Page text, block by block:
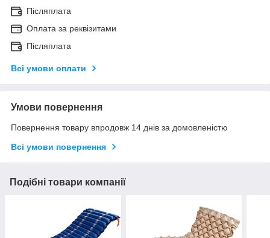
Післяплата
Оплата за реквізитами
Післяплата
Всі умови оплати
Умови повернення
Повернення товару впродовж 14 днів за домовленістю
Всі умови повернення
Подібні товари компанії